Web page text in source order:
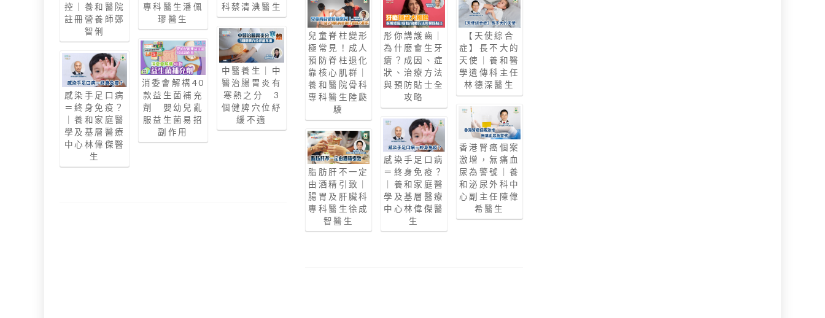
控｜養和醫院
註冊營養師鄭
智俐
感染手足口病
＝終身免疫？
｜養和家庭醫
學及基層醫療
中心林偉傑醫
生
專科醫生潘佩
璆醫生
消委會解構40
款益生菌補充
劑 嬰幼兒亂
服益生菌易招
副作用
科蔡清淟醫生
中醫養生｜中
醫治腸胃炎有
寒熱之分 3
個健脾穴位紓
緩不適
兒童脊柱變形
極常見！成人
預防脊柱退化
靠核心肌群｜
養和醫院骨科
專科醫生陸瓞
驥
脂肪肝不一定
由酒精引致｜
腸胃及肝臟科
專科醫生徐成
智醫生
彤你講護齒｜
為什麼會生牙
瘡？成因、症
狀、治療方法
與預防貼士全
攻略
感染手足口病
＝終身免疫？
｜養和家庭醫
學及基層醫療
中心林偉傑醫
生
【天使綜合
症】長不大的
天使｜養和醫
學遺傳科主任
林德深醫生
香港腎癌個案
激增，無痛血
尿為警號｜養
和泌尿外科中
心副主任陳偉
希醫生